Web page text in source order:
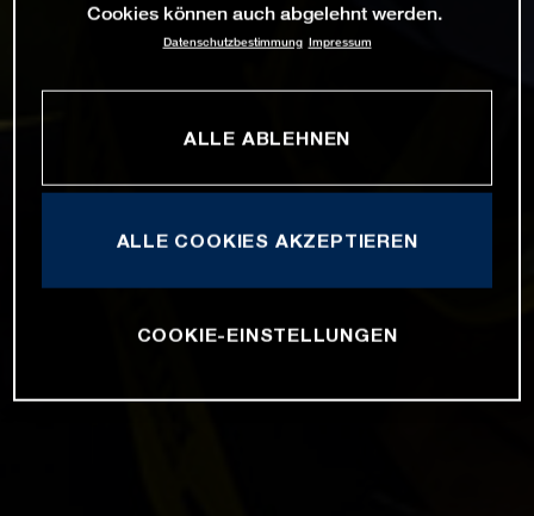
Cookies können auch abgelehnt werden.
Datenschutzbestimmung Impressum
ALLE ABLEHNEN
ALLE COOKIES AKZEPTIEREN
COOKIE-EINSTELLUNGEN